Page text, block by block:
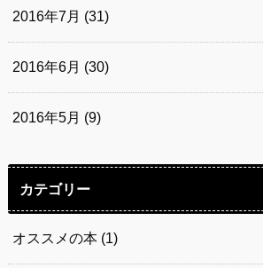
2016年7月 (31)
2016年6月 (30)
2016年5月 (9)
カテゴリー
オススメの本 (1)